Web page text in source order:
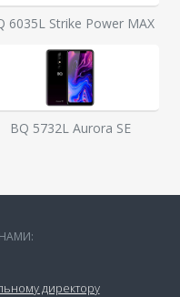
6035L Strike Power MAX
BQ 5732L Aurora SE
директору